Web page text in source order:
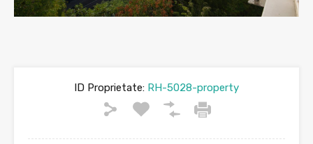
ID Proprietate: RH-5028-property